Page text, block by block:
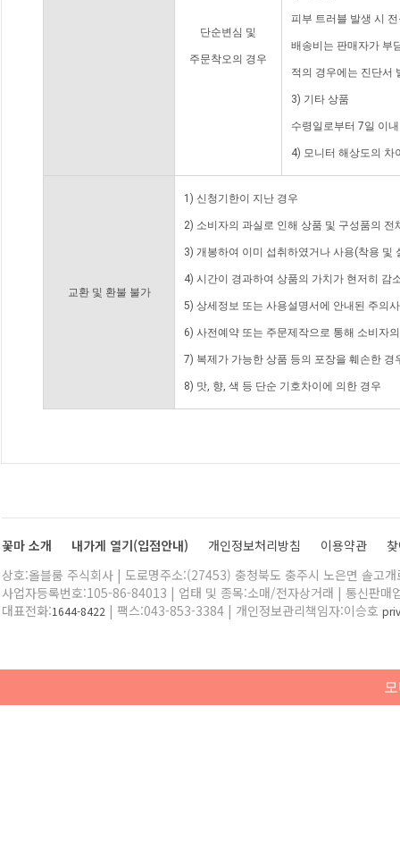
단순변심 및
주문착오의 경우
피부 트러블 발생 시
배송비는 판매자가 부
적의 경우에는 진단서
3) 기타 상품
수령일로부터 7일 이
4) 모니터 해상도의 차
교환 및 환불 불가
1) 신청기한이 지난 경우
2) 소비자의 과실로 인해 상품 및 구성품의
3) 개봉하여 이미 섭취하였거나 사용(착용 및
4) 시간이 경과하여 상품의 가치가 현저히 감
5) 상세정보 또는 사용설명서에 안내된 주의
6) 사전예약 또는 주문제작으로 통해 소비자
7) 복제가 가능한 상품 등의 포장을 훼손한 경
8) 맛, 향, 색 등 단순 기호차이에 의한 경우
꽃마 소개 내가게 열기(입점안내) 개인정보처리방침 이용약관
상호:올블룸 주식회사 | 도로명주소:(27453) 충청북도 충주시 노은면 솔고
사업자등록번호:105-86-84013 | 업태 및 종목:소매/전자상거래 | 통신판매
대표전화:1644-8422 | 팩스:043-853-3384 | 개인정보관리책임자:이승호